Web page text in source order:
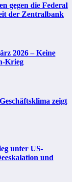
gegen die Federal
der Zentralbank
2026 – Keine
Krieg
zeigt
unter US-
und